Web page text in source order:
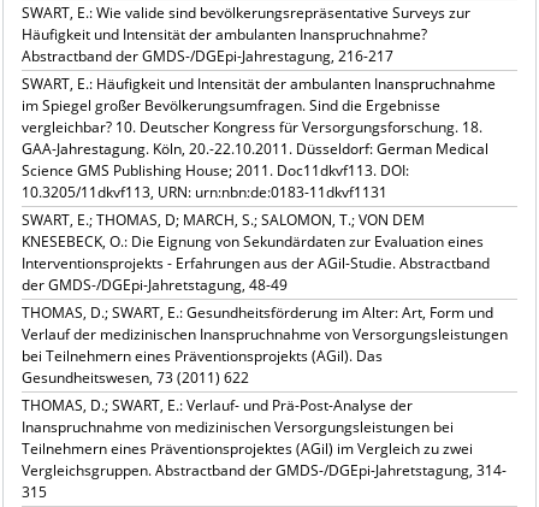
SWART, E.: Wie valide sind bevölkerungsrepräsentative Surveys zur
Häufigkeit und Intensität der ambulanten Inanspruchnahme?
Abstractband der GMDS-/DGEpi-Jahrestagung, 216-217
SWART, E.: Häufigkeit und Intensität der ambulanten Inanspruchnahme
im Spiegel großer Bevölkerungsumfragen. Sind die Ergebnisse
vergleichbar? 10. Deutscher Kongress für Versorgungsforschung. 18.
GAA-Jahrestagung. Köln, 20.-22.10.2011. Düsseldorf: German Medical
Science GMS Publishing House; 2011. Doc11dkvf113. DOI:
10.3205/11dkvf113, URN: urn:nbn:de:0183-11dkvf1131
SWART, E.; THOMAS, D; MARCH, S.; SALOMON, T.; VON DEM
KNESEBECK, O.: Die Eignung von Sekundärdaten zur Evaluation eines
Interventionsprojekts - Erfahrungen aus der AGil-Studie. Abstractband
der GMDS-/DGEpi-Jahretstagung, 48-49
THOMAS, D.; SWART, E.: Gesundheitsförderung im Alter: Art, Form und
Verlauf der medizinischen Inanspruchnahme von Versorgungsleistungen
bei Teilnehmern eines Präventionsprojekts (AGil). Das
Gesundheitswesen, 73 (2011) 622
THOMAS, D.; SWART, E.: Verlauf- und Prä-Post-Analyse der
Inanspruchnahme von medizinischen Versorgungsleistungen bei
Teilnehmern eines Präventionsprojektes (AGil) im Vergleich zu zwei
Vergleichsgruppen. Abstractband der GMDS-/DGEpi-Jahretstagung, 314-
315